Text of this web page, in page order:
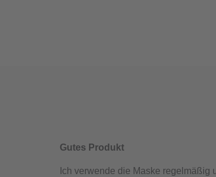
Bewertung von 5 von 5 Sternen
Gutes Produkt
Ich verwende die Maske regelmäßig